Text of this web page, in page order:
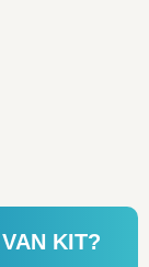
KIT?